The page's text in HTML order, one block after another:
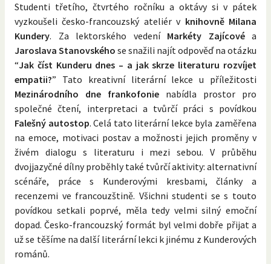
Studenti třetího, čtvrtého ročníku a oktávy si v pátek
vyzkoušeli česko-francouzský ateliér v knihovně Milana
Kundery. Za lektorského vedení Markéty Zajícovéa
Jaroslava Stanovského se snažili najít odpověď na otázku
“Jak číst Kunderu dnes – a jak skrze literaturu rozvíjet
empatii?” Tato kreativní literární lekce u příležitosti
Mezinárodního dne frankofonie nabídla prostor pro
společné čtení, interpretaci a tvůrčí práci s povídkou
Falešný autostop. Celá tato literární lekce byla zaměřena
na emoce, motivaci postav a možnosti jejich proměny v
živém dialogu s literaturu i mezi sebou. V průběhu
dvojjazyčné dílny proběhly také tvůrčí aktivity: alternativní
scénáře, práce s Kunderovými kresbami, články a
recenzemi ve francouzštině. Všichni studenti se s touto
povídkou setkali poprvé, měla tedy velmi silný emoční
dopad. Česko-francouzský formát byl velmi dobře přijat a
už se těšíme na další literární lekci k jinému z Kunderových
románů.